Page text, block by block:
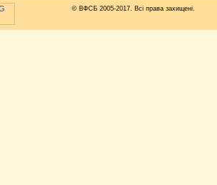
© ВФСБ 2005-2017. Всі права захищені.